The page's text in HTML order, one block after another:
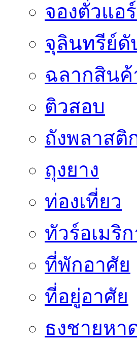
จองตั๋วแอร์
จุลินทรีย์ดั
ฉลากสินค้
ติวสอบ
ถังพลาสติ
ถุงยาง
ท่องเที่ยว
ทัวร์อเมริก
ที่พักอาศัย
ที่อยู่อาศัย
ธงชายหา